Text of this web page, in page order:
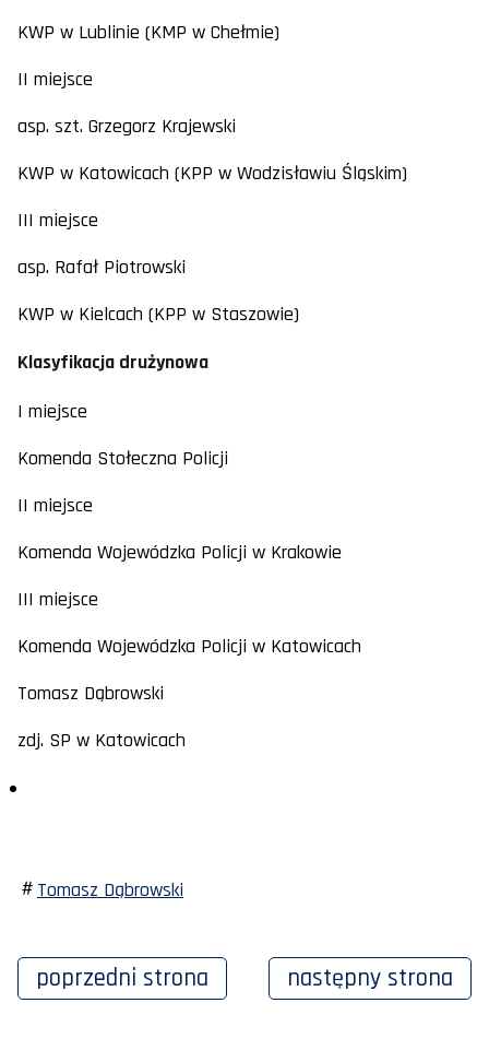
KWP w Lublinie (KMP w Chełmie)
II miejsce
asp. szt. Grzegorz Krajewski
KWP w Katowicach (KPP w Wodzisławiu Śląskim)
III miejsce
asp. Rafał Piotrowski
KWP w Kielcach (KPP w Staszowie)
Klasyfikacja drużynowa
I miejsce
Komenda Stołeczna Policji
II miejsce
Komenda Wojewódzka Policji w Krakowie
III miejsce
Komenda Wojewódzka Policji w Katowicach
Tomasz Dąbrowski
zdj. SP w Katowicach
Tomasz Dąbrowski
poprzedni strona następny strona